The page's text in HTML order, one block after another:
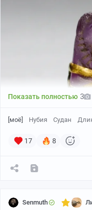
Этот кулон в 1987
Показать полностью 3
[моё] Нубия Судан
17 8
Senmuth